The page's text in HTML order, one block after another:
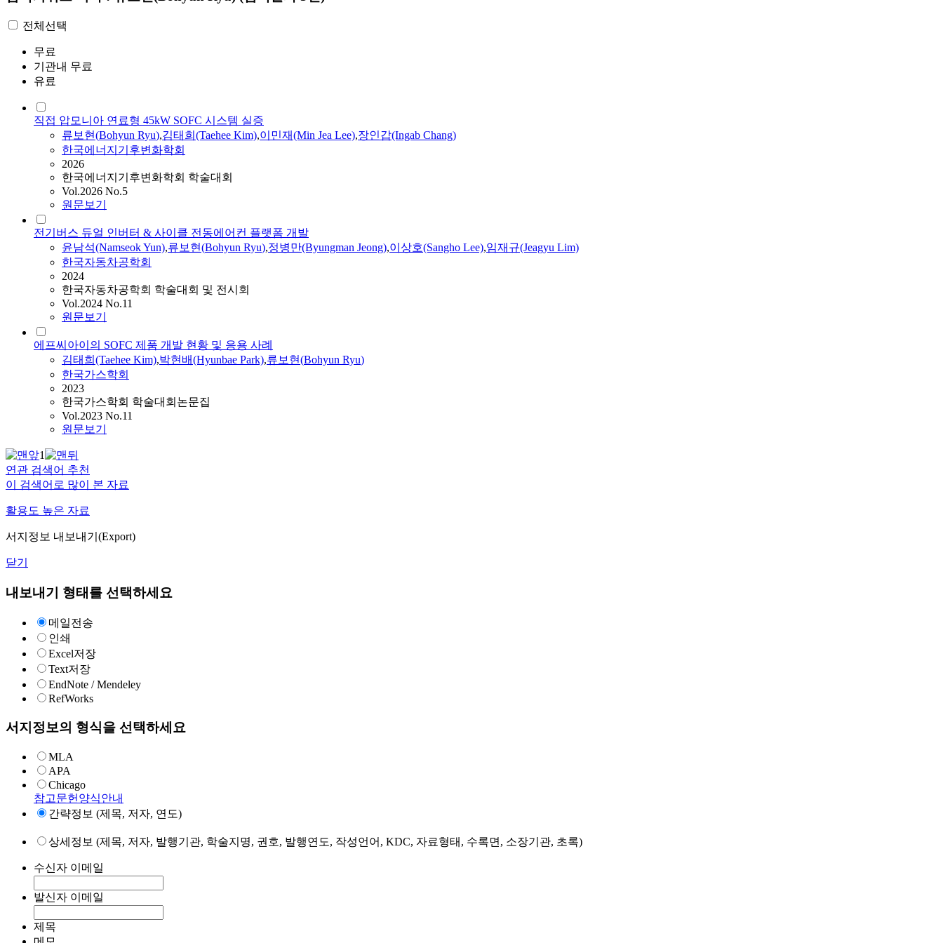
전체선택
무료
기관내 무료
유료
직접 압모니아 연료형 45kW SOFC 시스템 실증
류보현(Bohyun Ryu),김태희(Taehee Kim),이민재(Min Jea Lee),장인갑(Ingab Chang)
한국에너지기후변화학회
2026
한국에너지기후변화학회 학술대회
Vol.2026 No.5
원문보기
전기버스 듀얼 인버터 & 사이클 전동에어컨 플랫폼 개발
윤남석(Namseok Yun),류보현(Bohyun Ryu),정병만(Byungman Jeong),이상호(Sangho Lee),임재규(Jeagyu Lim)
한국자동차공학회
2024
한국자동차공학회 학술대회 및 전시회
Vol.2024 No.11
원문보기
에프씨아이의 SOFC 제품 개발 현황 및 응용 사례
김태희(Taehee Kim),박현배(Hyunbae Park),류보현(Bohyun Ryu)
한국가스학회
2023
한국가스학회 학술대회논문집
Vol.2023 No.11
원문보기
1
연관 검색어 추천
이 검색어로 많이 본 자료
활용도 높은 자료
서지정보 내보내기(Export)
닫기
내보내기 형태를 선택하세요
메일전송
인쇄
Excel저장
Text저장
EndNote / Mendeley
RefWorks
서지정보의 형식을 선택하세요
MLA
APA
Chicago
참고문헌양식안내
간략정보 (제목, 저자, 연도)
상세정보 (제목, 저자, 발행기관, 학술지명, 권호, 발행연도, 작성언어, KDC, 자료형태, 수록면, 소장기관, 초록)
수신자 이메일
발신자 이메일
제목